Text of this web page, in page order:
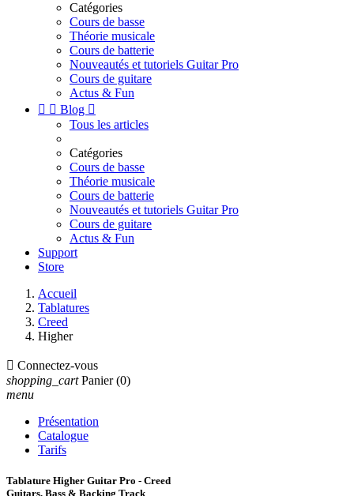
Catégories
Cours de basse
Théorie musicale
Cours de batterie
Nouveautés et tutoriels Guitar Pro
Cours de guitare
Actus & Fun
  Blog 
Tous les articles
Catégories
Cours de basse
Théorie musicale
Cours de batterie
Nouveautés et tutoriels Guitar Pro
Cours de guitare
Actus & Fun
Support
Store
Accueil
Tablatures
Creed
Higher
 Connectez-vous
shopping_cart Panier (0)
menu
Présentation
Catalogue
Tarifs
Tablature Higher Guitar Pro - Creed
Guitars, Bass & Backing Track